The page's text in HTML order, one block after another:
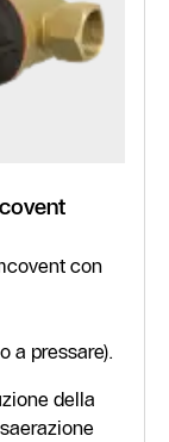
con
a pressare).
della